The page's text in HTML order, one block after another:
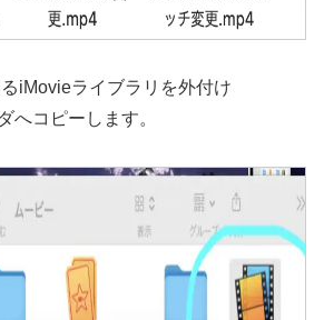
iMovieライブラリを外付け
へコピーします。